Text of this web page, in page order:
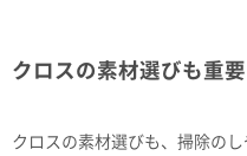
クロスの素材選びも重要
クロスの素材選びも、掃除の